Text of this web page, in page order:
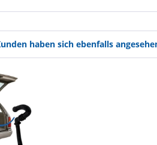
haben sich ebenfalls